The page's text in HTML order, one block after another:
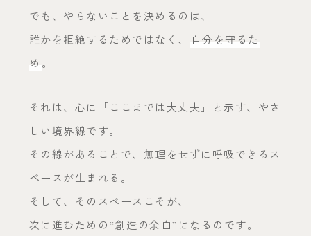
でも、やらないことを決めるのは、
誰かを拒絶するためではなく、
自分を守るた
め 。
それは、心に「ここまでは大丈夫」と示す、やさ
しい境界線です。
その線があることで、無理をせずに呼吸できるス
ペースが生まれる。
そして、そのスペースこそが、
次に進むための“創造の余白”になるのです。